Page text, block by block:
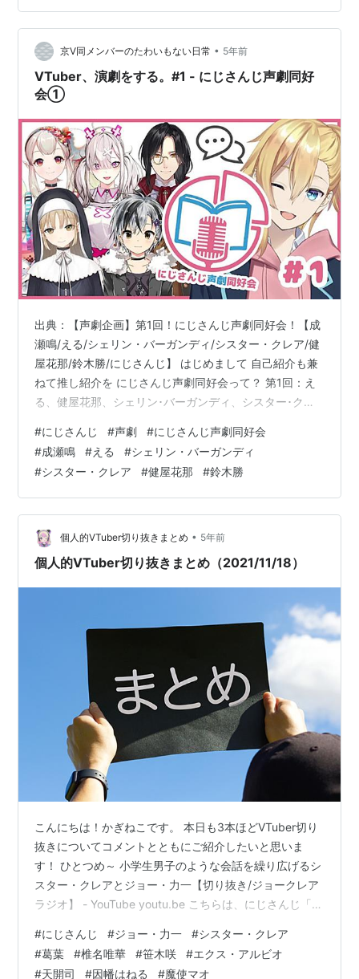
した。 確かに知り合いの男がある朝女装して街に出てる
の見たらそうもなるよなｗそしてオチの「ここにいた男
の人ボコりまし…
京V同メンバーのたわいもない日常 • 5年前
VTuber、演劇をする。#1 - にじさんじ声劇同好
会①
出典：【声劇企画】第1回！にじさんじ声劇同好会！【成
瀬鳴/える/シェリン・バーガンディ/シスター・クレア/健
屋花那/鈴木勝/にじさんじ】 はじめまして 自己紹介も兼
ねて推し紹介を にじさんじ声劇同好会って？ 第1回：え
る、健屋花那、シェリン･バーガンディ、シスター･クレ
編」 ②稲荷喫茶店 ③何も知らないままでいい
④『Who is a star ?』 ⑤コント「アイドルオーディショ
ン」 ⑥夜散歩 ⑦メイドさんパニック 筆者がこの企画を
注目する理由 成瀬鳴、鈴木勝、健屋花那に興味を持って
頂いた方々へ。 はじめまして こんにちは、京都大学バー
チャ…
#にじさんじ #声劇 #にじさんじ声劇同好会
#成瀬鳴 #える #シェリン・バーガンディ
#シスター・クレア #健屋花那 #鈴木勝
個人的VTuber切り抜きまとめ • 5年前
個人的VTuber切り抜きまとめ（2021/11/18）
こんにちは！かぎねこです。 本日も3本ほどVTuber切り
抜きについてコメントとともにご紹介したいと思いま
す！ ひとつめ～ 小学生男子のような会話を繰り広げるシ
スター・クレアとジョー・力一【切り抜き/ジョークレア
ラジオ】 - YouTube youtu.be こちらは、にじさんじ「ジ
きになります！ 最初は力ちゃんがはちゃめちゃしてクレ
アさんがはわわな感じかと思ってたけど､蓋を開けたらバ
#にじさんじ #ジョー・力一 #シスター・クレア
#葛葉 #椎名唯華 #笹木咲 #エクス・アルビオ
#天開司 #因幡はねる #魔使マオ